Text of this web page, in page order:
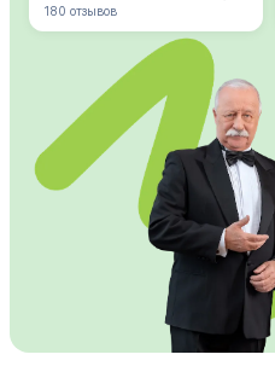
180 отзывов